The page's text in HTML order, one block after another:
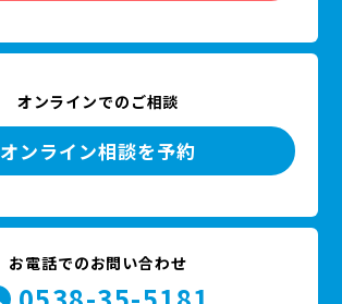
オンラインでのご相談
オンライン相談を予約
お電話でのお問い合わせ